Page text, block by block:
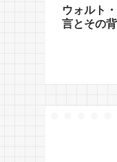
ウォルト
言とその